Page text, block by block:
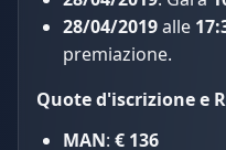
28/04/2019alle
premiazione.
Quote d'iscrizione e
MAN: € 136